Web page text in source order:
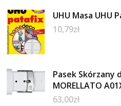
UHU Masa UHU
10,79zł
Pasek Skórzany
MORELLATO
63,00zł